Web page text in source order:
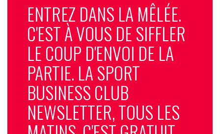
ENTREZ DANS LA MÊLÉE.
C'EST À VOUS DE SIFFLER
LE COUP D'ENVOI DE LA
PARTIE. LA SPORT
BUSINESS CLUB
NEWSLETTER, TOUS LES